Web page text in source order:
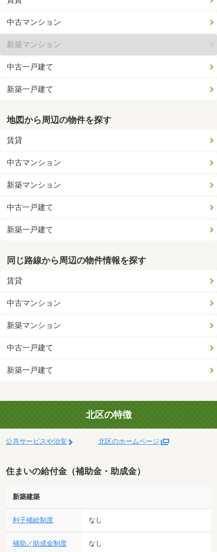
中古マンション
新築マンション
中古一戸建て
新築一戸建て
地図から周辺の物件を探す
賃貸
中古マンション
新築マンション
中古一戸建て
新築一戸建て
同じ路線から周辺の物件情報を探す
賃貸
中古マンション
新築マンション
中古一戸建て
新築一戸建て
北区の特徴
公共サービスや治安 北区のホームページ
住まいの給付金（補助金・助成金）
新築建築
利子補給制度 なし
補助／助成金制度 なし